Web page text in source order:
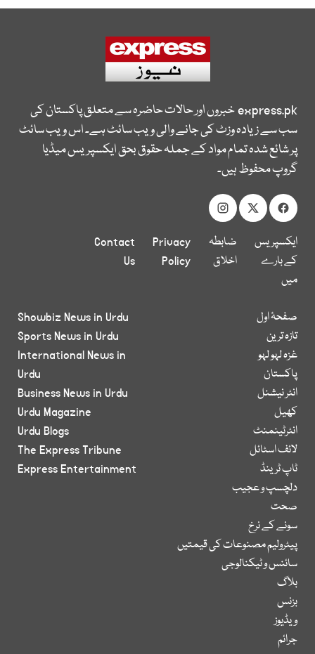
express.pkخبروں اور حالات حاضرہ سے متعلق پاکستان کی
سب سے زیادہ وزٹ کی جانے والی ویب سائٹ ہے۔ اس ویب سائٹ
پر شائع شدہ تمام مواد کے جملہ حقوق بحق ایکسپریس میڈیا
گروپ محفوظ ہیں۔
ایکسپریس
کے بارے
میں
ضابطہ
اخلاق
Privacy
Policy
Contact
Us
صفحۂ اول
تازہ ترین
غزہ لہو لہو
پاکستان
انٹر نیشنل
کھیل
انٹرٹینمنٹ
لائف اسٹائل
ٹاپ ٹرینڈ
دلچسپ و عجیب
صحت
سونے کے نرخ
پیٹرولیم مصنوعات کی قیمتیں
سائنس و ٹیکنالوجی
بلاگ
بزنس
ویڈیوز
جرائم
Showbiz News in Urdu
Sports News in Urdu
International News in
Urdu
Business News in Urdu
Urdu Magazine
Urdu Blogs
The Express Tribune
Express Entertainment